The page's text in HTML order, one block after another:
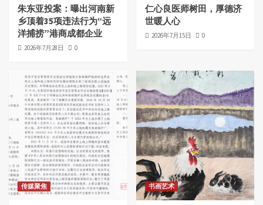
朱东亚投案：曝出河南新
乡顶着35项违法行为“远
洋捕捞”港商成都企业
2026年7月28日 0
仁心良医师树田，厚德济
世暖人心
2026年7月15日 0
传媒聚焦 书画艺术